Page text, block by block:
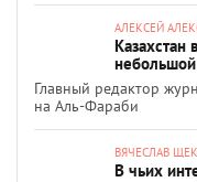
АЛЕКСЕЙ
Главный редактор
на Аль-Фараби
ВЯЧЕСЛАВ
В чьих